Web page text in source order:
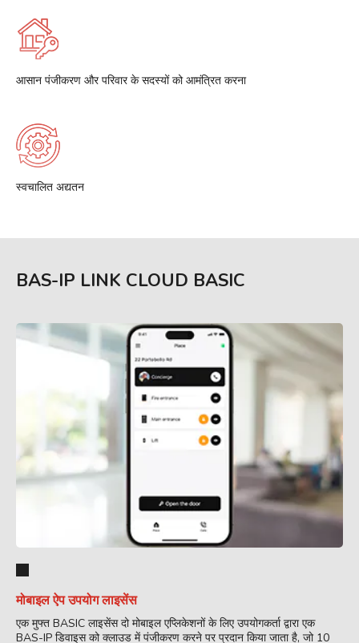
आसान पंजीकरण और परिवार के सदस्यों को आमंत्रित करना
स्वचालित अद्यतन
BAS-IP LINK CLOUD BASIC
मोबाइल ऐप उपयोग लाइसेंस
एक मुफ्त BASIC लाइसेंस दो मोबाइल एप्लिकेशनों के लिए उपयोगकर्ता द्वारा एक
BAS-IP डिवाइस को क्लाउड में पंजीकरण करने पर प्रदान किया जाता है, जो 10